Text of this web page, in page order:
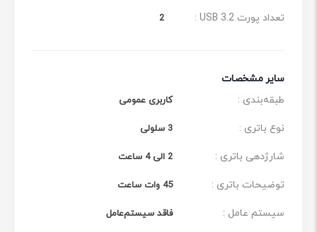
تعداد پورت USB 3.2 : 2
سایر مشخصات
طبقه‌بندی :
کاربری عمومی
نوع باتری : 3 سلولی
شارژدهی باتری : 2 الی 4 ساعت
توضیحات باتری : 45 وات ساعت
سیستم عامل : فاقد سیستم‌عامل